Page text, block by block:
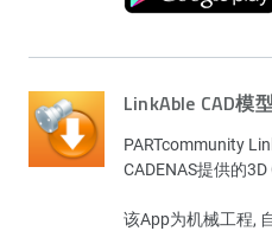
LinkAble CAD模
PARTcommunity
CADENAS提供的
该App为机械工程,